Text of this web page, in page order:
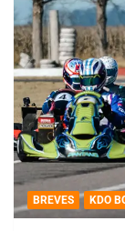
BREVES KDO